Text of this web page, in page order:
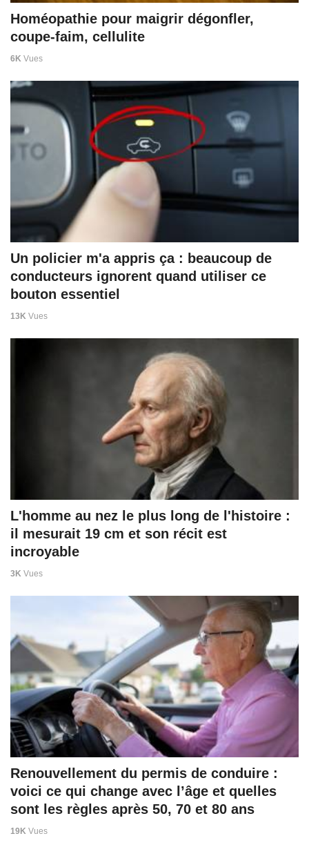
Homéopathie pour maigrir dégonfler,
coupe-faim, cellulite
6K Vues
Un policier m'a appris ça : beaucoup de
conducteurs ignorent quand utiliser ce
bouton essentiel
13K Vues
L'homme au nez le plus long de l'histoire :
il mesurait 19 cm et son récit est
incroyable
3K Vues
Renouvellement du permis de conduire :
voici ce qui change avec l’âge et quelles
sont les règles après 50, 70 et 80 ans
19K Vues